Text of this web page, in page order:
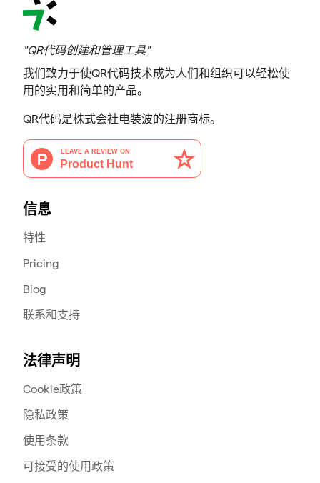
"QR代码创建和管理工具"
我们致力于使QR代码技术成为人们和组织可以轻松使
用的实用和简单的产品。
QR代码是株式会社电装波的注册商标。
信息
特性
Pricing
Blog
联系和支持
法律声明
Cookie政策
隐私政策
使用条款
可接受的使用政策